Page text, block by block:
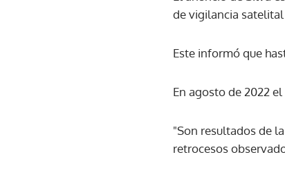
de vigilancia satelital
Este informó que
En agosto de 2022
"Son resultados de
retrocesos